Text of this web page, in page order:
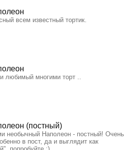
всем известный тортик.
любимый многими торт ..
(постный)
необычный Наполеон - постный! Очень
в пост, да и выглядит как